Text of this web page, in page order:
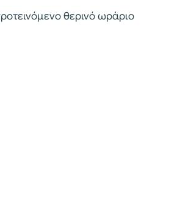
θερινό ωράριο